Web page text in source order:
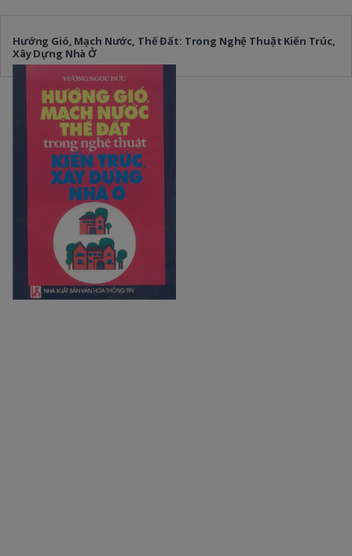
Hướng Gió, Mạch Nước, Thế Đất: Trong Nghệ Thuật Kiến Trúc,
Xây Dựng Nhà Ở